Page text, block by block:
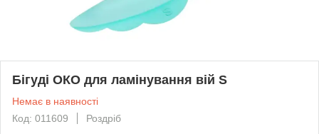
Бігуді ОКО для ламінування вій S
Немає в наявності
Код: 011609
Роздріб